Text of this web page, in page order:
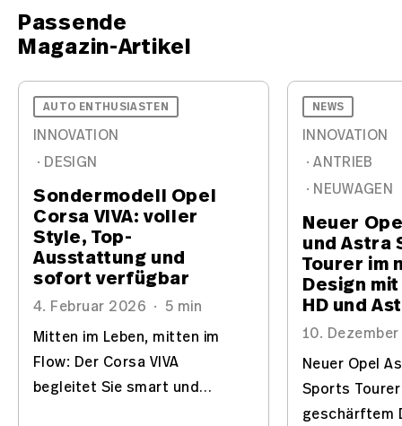
Passende
Magazin-Artikel
AUTO ENTHUSIASTEN
INNOVATION
· DESIGN
Sondermodell Opel
Corsa VIVA: voller
Style, Top-
Ausstattung und
sofort verfügbar
4. Februar 2026 · 5 min
Mitten im Leben, mitten im
Flow: Der Corsa VIVA
begleitet Sie smart und
NEWS
INNOVATION
· ANTRIEB
· NEUWAGEN
Neuer
und Astra
Tourer im
Design
HD und
10.
Neuer Opel
Sports
geschärftem